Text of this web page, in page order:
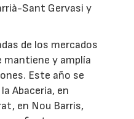
Sant Gervasi y
de los mercados
mantiene y amplía
Este año se
Abaceria, en
en Nou Barris,